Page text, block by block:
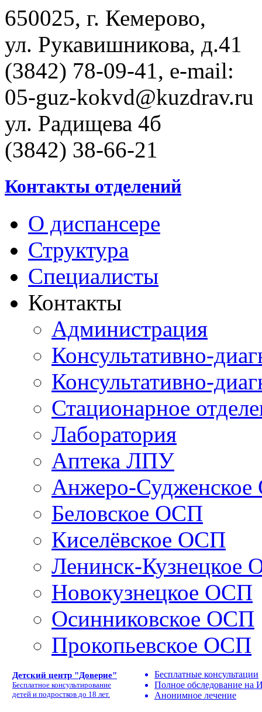
650025, г. Кемерово,
ул. Рукавишникова, д.41
(3842) 78-09-41, e-mail:
05-guz-kоkvd@kuzdrаv.ru
ул. Радищева 4б
(3842) 38-66-21
Контакты отделений
О диспансере
Структура
Специалисты
Контакты
Администрация
Консультативно-
Консультативно-
Стационарное
Лаборатория
Аптека ЛПУ
Анжеро-
Беловское ОСП
Киселёвское ОСП
Ленинск-Кузнецкое
Новокузнецкое ОСП
Осинниковское ОСП
Прокопьевское ОСП
Детский центр "Доверие"
Бесплатное консультирование
детей и подростков до 18 лет.
Бесплатные консультации
Полное обследование
Анонимное лечение